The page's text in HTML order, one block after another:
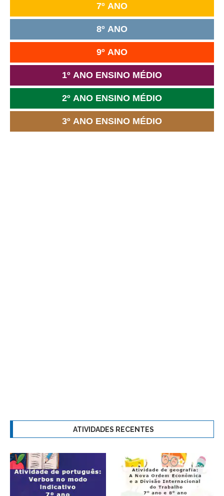
7º ANO
8º ANO
9º ANO
1º ANO ENSINO MÉDIO
2º ANO ENSINO MÉDIO
3º ANO ENSINO MÉDIO
ATIVIDADES RECENTES